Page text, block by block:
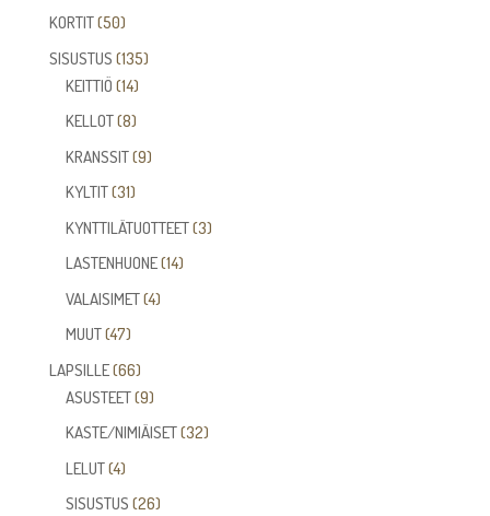
KORTIT 5050
tuotetta
SISUSTUS 135135
KEITTIÖ 1414
tuotetta
KELLOT 88
tuotetta
KRANSSIT 99
KYLTIT 3131
tuotetta
KYNTTILÄTUOTTEET 33
LASTENHUONE 1414
VALAISIMET 44
MUUT 4747
tuotetta
LAPSILLE 6666
tuotetta
ASUSTEET 99
tuotetta
KASTE/NIMIÄISET 3232
LELUT 44
tuotetta
SISUSTUS 2626